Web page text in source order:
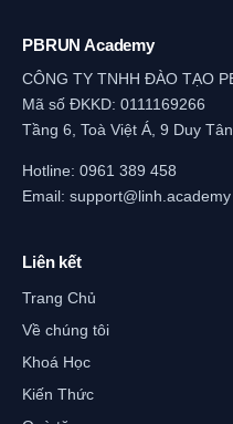
PBRUN Academy
CÔNG TY TNHH ĐÀO TẠO
Mã số ĐKKD: 0111169266
Tầng 6, Toà Việt Á, 9 Duy
Hotline: 0961 389 458
Email: support@linh.academy
Liên kết
Trang Chủ
Về chúng tôi
Khoá Học
Kiến Thức